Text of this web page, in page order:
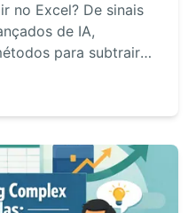
no Excel? De sinais
de IA,
para subtrair